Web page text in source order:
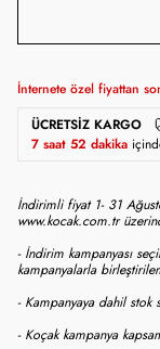
İnternete özel fiyattan
ÜCRETSIZ KARGO
7 saat 52 dakika
İndirimli fiyat 1- 31
www.kocak.com.tr
- İndirim kampanyası
kampanyalarla
- Kampanyaya dahil stok
- Koçak kampanya